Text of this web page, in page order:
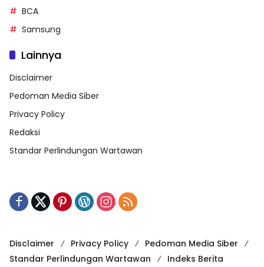
BCA
Samsung
Lainnya
Disclaimer
Pedoman Media Siber
Privacy Policy
Redaksi
Standar Perlindungan Wartawan
Disclaimer Privacy Policy
Pedoman Media Siber
Standar Perlindungan Wartawan
Indeks Berita